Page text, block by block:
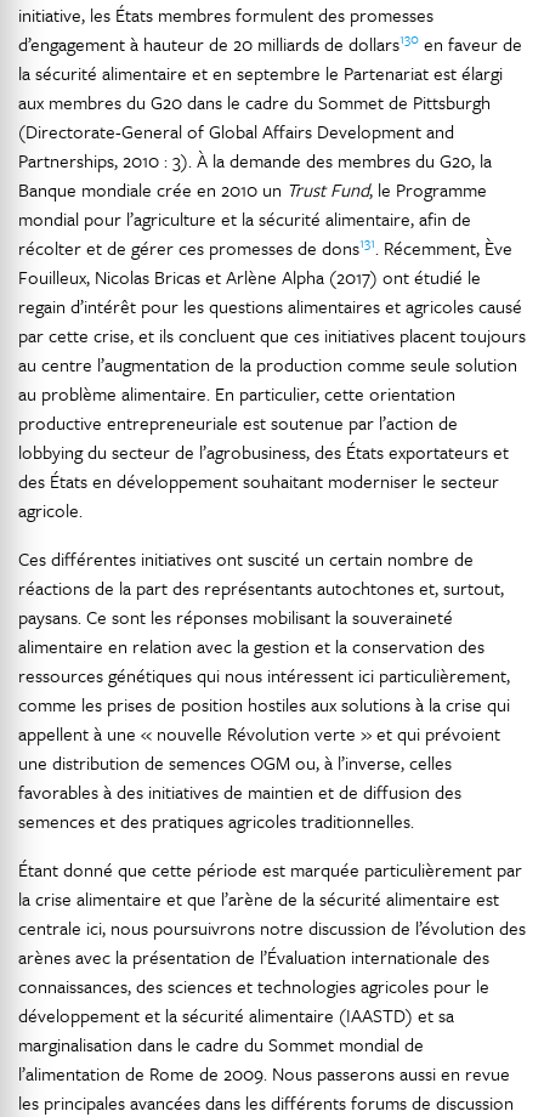
initiative, les États membres formulent des promesses
d’engagement à hauteur de 20 milliards de dollars130 en faveur de
la sécurité alimentaire et en septembre le Partenariat est élargi
aux membres du G20 dans le cadre du Sommet de Pittsburgh
(Directorate-General of Global Affairs Development and
Partnerships, 2010 : 3). À la demande des membres du G20, la
Banque mondiale crée en 2010 un Trust Fund, le Programme
mondial pour l’agriculture et la sécurité alimentaire, afin de
récolter et de gérer ces promesses de dons131. Récemment, Ève
Fouilleux, Nicolas Bricas et Arlène Alpha (2017) ont étudié le
regain d’intérêt pour les questions alimentaires et agricoles causé
par cette crise, et ils concluent que ces initiatives placent toujours
au centre l’augmentation de la production comme seule solution
au problème alimentaire. En particulier, cette orientation
productive entrepreneuriale est soutenue par l’action de
lobbying du secteur de l’agrobusiness, des États exportateurs et
des États en développement souhaitant moderniser le secteur
agricole.
Ces différentes initiatives ont suscité un certain nombre de
réactions de la part des représentants autochtones et, surtout,
paysans. Ce sont les réponses mobilisant la souveraineté
alimentaire en relation avec la gestion et la conservation des
ressources génétiques qui nous intéressent ici particulièrement,
comme les prises de position hostiles aux solutions à la crise qui
appellent à une « nouvelle Révolution verte » et qui prévoient
une distribution de semences OGM ou, à l’inverse, celles
favorables à des initiatives de maintien et de diffusion des
semences et des pratiques agricoles traditionnelles.
Étant donné que cette période est marquée particulièrement par
la crise alimentaire et que l’arène de la sécurité alimentaire est
centrale ici, nous poursuivrons notre discussion de l’évolution des
arènes avec la présentation de l’Évaluation internationale des
connaissances, des sciences et technologies agricoles pour le
développement et la sécurité alimentaire (IAASTD) et sa
marginalisation dans le cadre du Sommet mondial de
l’alimentation de Rome de 2009. Nous passerons aussi en revue
les principales avancées dans les différents forums de discussion